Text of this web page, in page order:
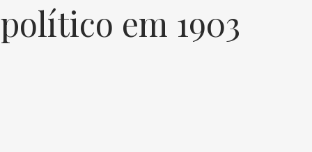
em 1903